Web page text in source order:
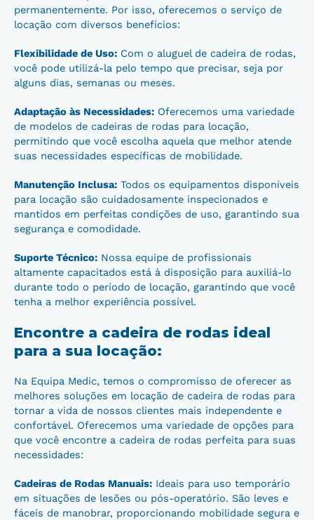
permanentemente. Por isso, oferecemos o serviço de
locação com diversos benefícios:
Flexibilidade de Uso: Com o aluguel de cadeira de rodas,
você pode utilizá-la pelo tempo que precisar, seja por
alguns dias, semanas ou meses.
Adaptação às Necessidades: Oferecemos uma variedade
de modelos de cadeiras de rodas para locação,
permitindo que você escolha aquela que melhor atende
suas necessidades específicas de mobilidade.
Manutenção Inclusa: Todos os equipamentos disponíveis
para locação são cuidadosamente inspecionados e
mantidos em perfeitas condições de uso, garantindo sua
segurança e comodidade.
Suporte Técnico: Nossa equipe de profissionais
altamente capacitados está à disposição para auxiliá-lo
durante todo o período de locação, garantindo que você
tenha a melhor experiência possível.
Encontre a cadeira de rodas ideal
para a sua locação:
Na Equipa Medic, temos o compromisso de oferecer as
melhores soluções em locação de cadeira de rodas para
tornar a vida de nossos clientes mais independente e
confortável. Oferecemos uma variedade de opções para
que você encontre a cadeira de rodas perfeita para suas
necessidades:
Cadeiras de Rodas Manuais: Ideais para uso temporário
em situações de lesões ou pós-operatório. São leves e
fáceis de manobrar, proporcionando mobilidade segura e